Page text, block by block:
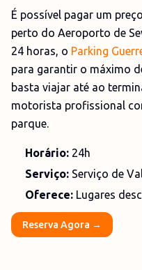
É possível pagar um
perto do Aeroporto de
24 horas, o Parking
para garantir o máximo
basta viajar até ao
motorista profissional
parque.
Horário: 24h
Serviço: Serviço de
Oferece: Lugares
Reserva Agora →